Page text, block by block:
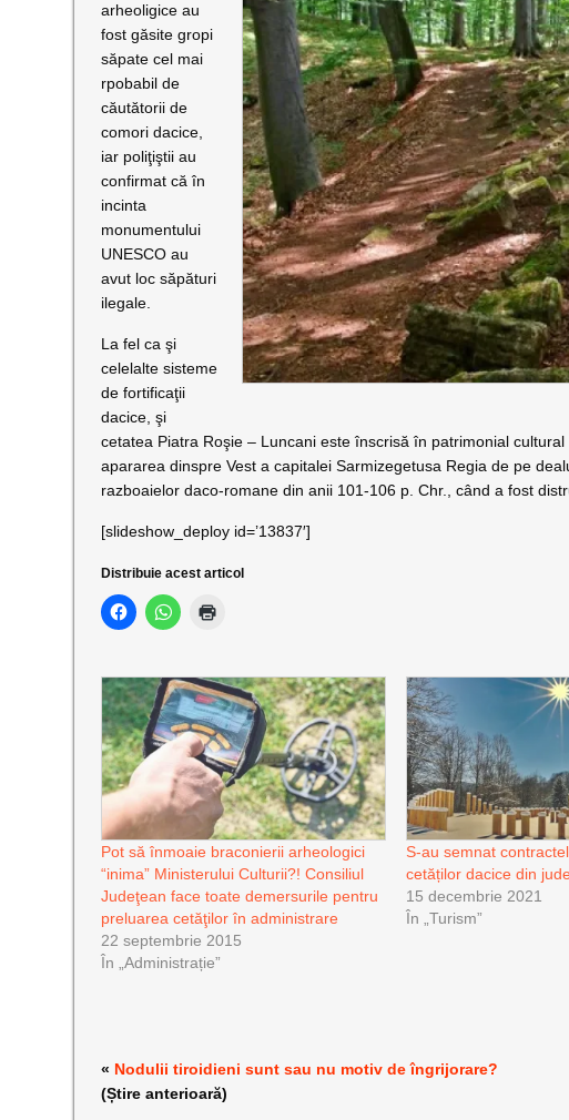
arheoligice au
fost găsite gropi
săpate cel mai
rpobabil de
căutătorii de
comori dacice,
iar poliţiştii au
confirmat că în
incinta
monumentului
UNESCO au
avut loc săpături
ilegale.
La fel ca şi
celelalte sisteme
de fortificaţii
dacice, şi
cetatea Piatra Roşie – Luncani este înscrisă în patrimonial
apararea dinspre Vest a capitalei Sarmizegetusa Regia de pe
razboaielor daco-romane din anii 101-106 p. Chr., când a fost
[slideshow_deploy id=’13837′]
Distribuie acest articol
Pot să înmoaie braconierii arheologici
“inima” Ministerului Culturii?! Consiliul
Judeţean face toate demersurile pentru
preluarea cetăţilor în administrare
22 septembrie 2015
În „Administrație”
S-au semnat
cetăților dacice din
15 decembrie 2021
În „Turism”
« Nodulii tiroidieni sunt sau nu motiv de îngrijorare?
(Știre anterioară)